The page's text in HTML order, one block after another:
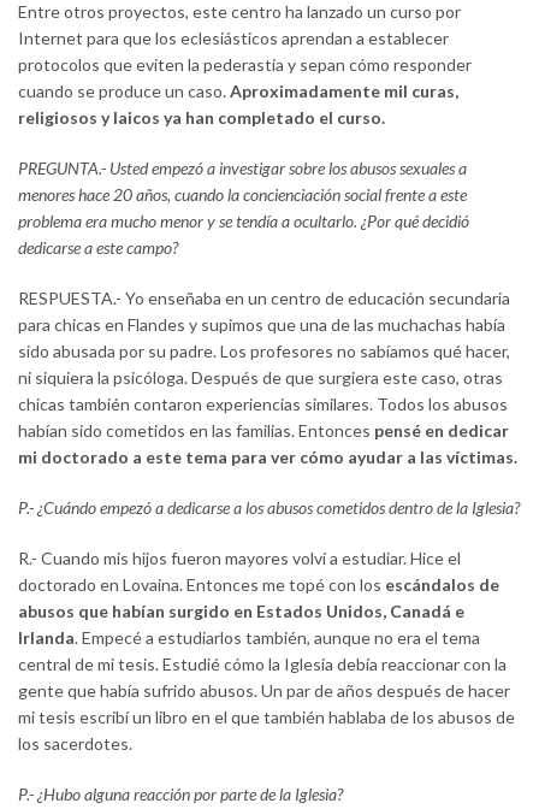
Entre otros proyectos, este centro ha lanzado un curso por
Internet para que los eclesiásticos aprendan a establecer
protocolos que eviten la pederastia y sepan cómo responder
cuando se produce un caso.Aproximadamente mil curas,
religiosos y laicos ya han completado el curso.
PREGUNTA.- Usted empezó a investigar sobre los abusos sexuales a
menores hace 20 años, cuando la concienciación social frente a este
problema era mucho menor y se tendía a ocultarlo. ¿Por qué decidió
dedicarse a este campo?
RESPUESTA.- Yo enseñaba en un centro de educación secundaria
para chicas en Flandes y supimos que una de las muchachas había
sido abusada por su padre. Los profesores no sabíamos qué hacer,
ni siquiera la psicóloga. Después de que surgiera este caso, otras
chicas también contaron experiencias similares. Todos los abusos
habían sido cometidos en las familias. Entonces pensé en dedicar
mi doctorado a este tema para ver cómo ayudar a las víctimas.
P.- ¿Cuándo empezó a dedicarse a los abusos cometidos dentro de la Iglesia?
R.- Cuando mis hijos fueron mayores volví a estudiar. Hice el
doctorado en Lovaina. Entonces me topé con los escándalos de
abusos que habían surgido en Estados Unidos, Canadá e
Irlanda. Empecé a estudiarlos también, aunque no era el tema
central de mi tesis. Estudié cómo la Iglesia debía reaccionar con la
gente que había sufrido abusos. Un par de años después de hacer
mi tesis escribí un libro en el que también hablaba de los abusos de
los sacerdotes.
P.- ¿Hubo alguna reacción por parte de la Iglesia?